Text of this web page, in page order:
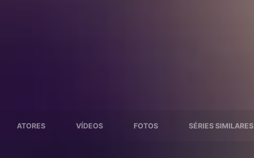
ATORES VÍDEOS FOTOS SÉRIES SIMILARES